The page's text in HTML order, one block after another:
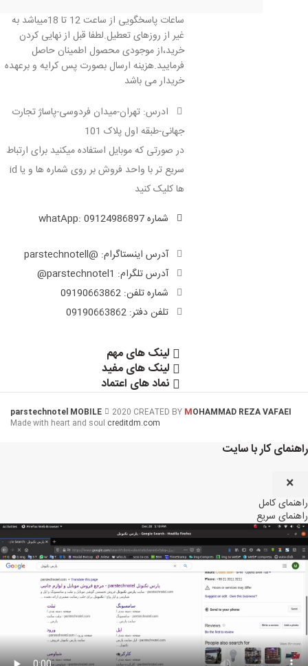
ساعات پاسخگویی از ساعت 12 تا 18میباشد به
غیر از روزهای تعطیل.لطفا قبل از نهایی کردن
خرید،از موجودی محصول اطمینان حاصل
فرمایید.هزینه ارسال بصورت پس کرایه و برعهده
خریدار می باشد
ادرس: تهران-میدان فردوسی-پاساژ تجارت
جهانی-طبقه اول پلاک 101
در صورتی که موبایل استفاده میکنید برای ارتباط
سریع تر با واحد فروش بر روی شماره ها و یا id
ها کلیک کنید
شماره whatApp:09124986897
آدرس اینستاگرام: @parstechnotell
آدرس تلگرام: parstechnotel1@
شماره تلفن: 09190663862
تلفن دفتر: 09190663862
لینک های مهم
لینک های مفید
نماد های اعتماد
parstechnotel MOBILE 2020 CREATED BY MOHAMMAD REZA VAFAEI
Made with heart and soul creditdm.com
راهنمای کار با سایت
×
راهنمای کامل
راهنمای سریع